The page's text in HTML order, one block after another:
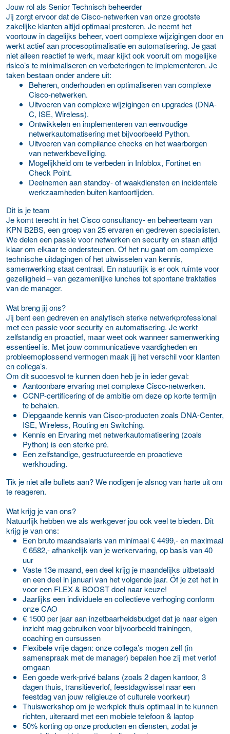
Jouw rol als Senior Technisch beheerder
Jij zorgt ervoor dat de Cisco-netwerken van onze grootste
zakelijke klanten altijd optimaal presteren. Je neemt het
voortouw in dagelijks beheer, voert complexe wijzigingen door en
werkt actief aan procesoptimalisatie en automatisering. Je gaat
niet alleen reactief te werk, maar kijkt ook vooruit om mogelijke
risico’s te minimaliseren en verbeteringen te implementeren. Je
taken bestaan onder andere uit:
Beheren, onderhouden en optimaliseren van complexe
Cisco-netwerken.
Uitvoeren van complexe wijzigingen en upgrades (DNA-
C, ISE, Wireless).
Ontwikkelen en implementeren van eenvoudige
netwerkautomatisering met bijvoorbeeld Python.
Uitvoeren van compliance checks en het waarborgen
van netwerkbeveiliging.
Mogelijkheid om te verbeden in Infoblox, Fortinet en
Check Point.
Deelnemen aan standby- of waakdiensten en incidentele
werkzaamheden buiten kantoortijden.
Dit is je team
Je komt terecht in het Cisco consultancy- en beheerteam van
KPN B2BS, een groep van 25 ervaren en gedreven specialisten.
We delen een passie voor netwerken en security en staan altijd
klaar om elkaar te ondersteunen. Of het nu gaat om complexe
technische uitdagingen of het uitwisselen van kennis,
samenwerking staat centraal. En natuurlijk is er ook ruimte voor
gezelligheid – van gezamenlijke lunches tot spontane traktaties
van de manager.
Wat breng jij ons?
Jij bent een gedreven en analytisch sterke netwerkprofessional
met een passie voor security en automatisering. Je werkt
zelfstandig en proactief, maar weet ook wanneer samenwerking
essentieel is. Met jouw communicatieve vaardigheden en
probleemoplossend vermogen maak jij het verschil voor klanten
en collega’s.
Om dit succesvol te kunnen doen heb je in ieder geval:
Aantoonbare ervaring met complexe Cisco-netwerken.
CCNP-certificering of de ambitie om deze op korte termijn
te behalen.
Diepgaande kennis van Cisco-producten zoals DNA-Center,
ISE, Wireless, Routing en Switching.
Kennis en Ervaring met netwerkautomatisering (zoals
Python) is een sterke pré.
Een zelfstandige, gestructureerde en proactieve
werkhouding.
Tik je niet alle bullets aan? We nodigen je alsnog van harte uit om
te reageren.
Wat krijg je van ons?
Natuurlijk hebben we als werkgever jou ook veel te bieden. Dit
krijg je van ons:
Een bruto maandsalaris van minimaal € 4499,- en maximaal
€ 6582,- afhankelijk van je werkervaring, op basis van 40
uur
Vaste 13e maand, een deel krijg je maandelijks uitbetaald
en een deel in januari van het volgende jaar. Óf je zet het in
voor een FLEX & BOOST doel naar keuze!
Jaarlijks een individuele en collectieve verhoging conform
onze CAO
€ 1500 per jaar aan inzetbaarheidsbudget dat je naar eigen
inzicht mag gebruiken voor bijvoorbeeld trainingen,
coaching en cursussen
Flexibele vrije dagen: onze collega’s mogen zelf (in
samenspraak met de manager) bepalen hoe zij met verlof
omgaan
Een goede werk-privé balans (zoals 2 dagen kantoor, 3
dagen thuis, transitieverlof, feestdagwissel naar een
feestdag van jouw religieuze of culturele voorkeur)
Thuiswerkshop om je werkplek thuis optimaal in te kunnen
richten, uiteraard met een mobiele telefoon & laptop
50% korting op onze producten en diensten, zodat je